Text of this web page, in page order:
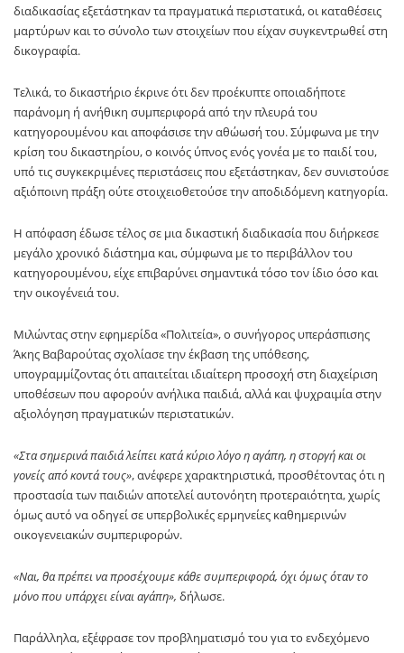
διαδικασίας εξετάστηκαν τα πραγματικά περιστατικά, οι καταθέσεις
μαρτύρων και το σύνολο των στοιχείων που είχαν συγκεντρωθεί στη
δικογραφία.
Τελικά, το δικαστήριο έκρινε ότι δεν προέκυπτε οποιαδήποτε
παράνομη ή ανήθικη συμπεριφορά από την πλευρά του
κατηγορουμένου και αποφάσισε την αθώωσή του. Σύμφωνα με την
κρίση του δικαστηρίου, ο κοινός ύπνος ενός γονέα με το παιδί του,
υπό τις συγκεκριμένες περιστάσεις που εξετάστηκαν, δεν συνιστούσε
αξιόποινη πράξη ούτε στοιχειοθετούσε την αποδιδόμενη κατηγορία.
Η απόφαση έδωσε τέλος σε μια δικαστική διαδικασία που διήρκεσε
μεγάλο χρονικό διάστημα και, σύμφωνα με το περιβάλλον του
κατηγορουμένου, είχε επιβαρύνει σημαντικά τόσο τον ίδιο όσο και
την οικογένειά του.
Μιλώντας στην εφημερίδα «Πολιτεία», ο συνήγορος υπεράσπισης
Άκης Βαβαρούτας σχολίασε την έκβαση της υπόθεσης,
υπογραμμίζοντας ότι απαιτείται ιδιαίτερη προσοχή στη διαχείριση
υποθέσεων που αφορούν ανήλικα παιδιά, αλλά και ψυχραιμία στην
αξιολόγηση πραγματικών περιστατικών.
«Στα σημερινά παιδιά λείπει κατά κύριο λόγο η αγάπη, η στοργή και οι
γονείς από κοντά τους», ανέφερε χαρακτηριστικά, προσθέτοντας ότι η
προστασία των παιδιών αποτελεί αυτονόητη προτεραιότητα, χωρίς
όμως αυτό να οδηγεί σε υπερβολικές ερμηνείες καθημερινών
οικογενειακών συμπεριφορών.
«Ναι, θα πρέπει να προσέχουμε κάθε συμπεριφορά, όχι όμως όταν το
μόνο που υπάρχει είναι αγάπη», δήλωσε.
Παράλληλα, εξέφρασε τον προβληματισμό του για το ενδεχόμενο